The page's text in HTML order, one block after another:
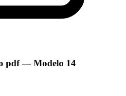
pdf— Modelo 14